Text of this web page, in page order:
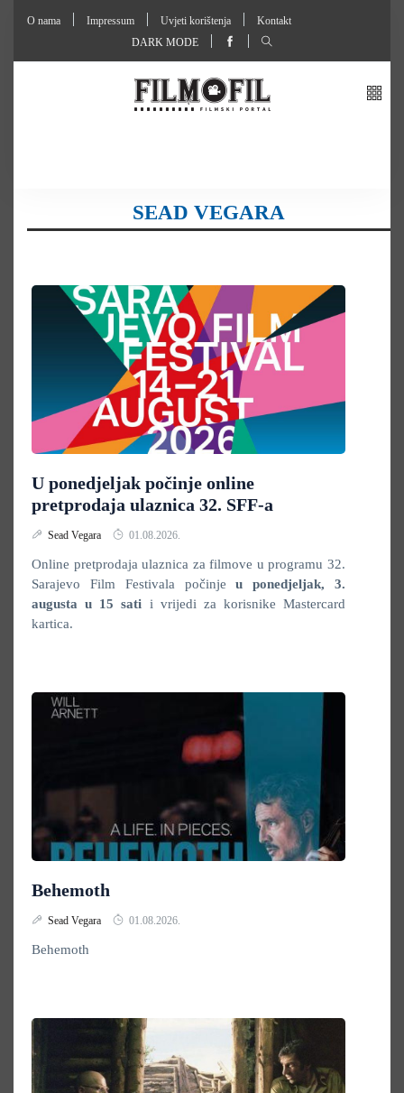
O nama Impressum Uvjeti korištenja
Kontakt
DARK MODE
SEAD VEGARA
U ponedjeljak počinje online
pretprodaja ulaznica 32. SFF-a
Sead Vegara 01.08.2026.
Online pretprodaja ulaznica za filmove u programu 32.
Sarajevo Film Festivala počinjeu ponedjeljak, 3.
augusta u 15 sati i vrijedi za korisnike Mastercard
kartica.
Behemoth
Sead Vegara 01.08.2026.
Behemoth